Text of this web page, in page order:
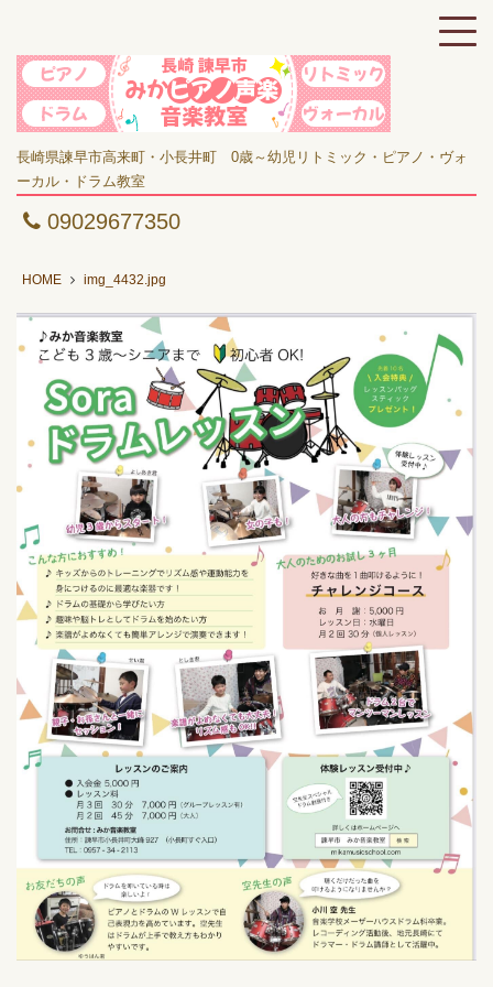
長崎県諫早市高来町・小長井町 0歳～幼児リトミック・ピアノ・ヴォ
ーカル・ドラム教室
09029677350
HOME img_4432.jpg